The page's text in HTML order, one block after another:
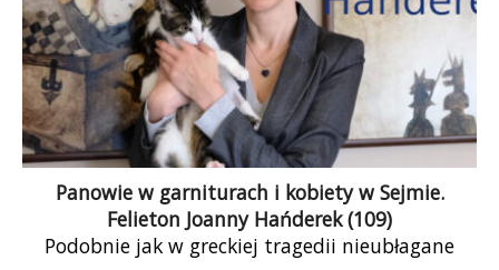
Panowie w garniturach i kobiety w Sejmie.
Felieton Joanny Hańderek (109)
Podobnie jak w greckiej tragedii nieubłagane